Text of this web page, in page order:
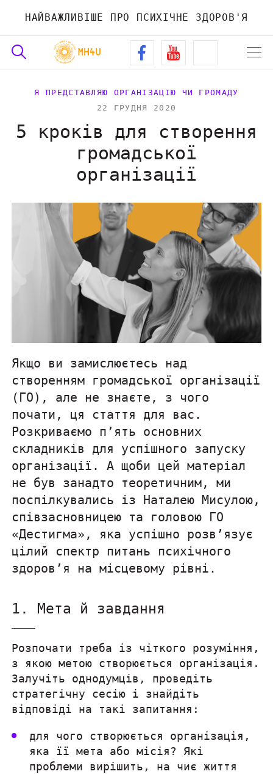
НАЙВАЖЛИВІШЕ ПРО ПСИХІЧНЕ ЗДОРОВ'Я
Я ПРЕДСТАВЛЯЮ ОРГАНІЗАЦІЮ ЧИ ГРОМАДУ
22 ГРУДНЯ 2020
5 кроків для створення
громадської
організації
Якщо ви замислюєтесь над
створенням громадської організації
(ГО), але не знаєте, з чого
почати, ця стаття для вас.
Розкриваємо п’ять основних
складників для успішного запуску
організації. А щоби цей матеріал
не був занадто теоретичним, ми
поспілкувались із Наталею Мисулою,
співзасновницею та головою ГО
«Дестигма», яка успішно розв’язує
цілий спектр питань психічного
здоров’я на місцевому рівні.
1. Мета й завдання
Розпочати треба із чіткого розуміння,
з якою метою створюється організація.
Залучіть однодумців, проведіть
стратегічну сесію і знайдіть
відповіді на такі запитання:
для чого створюється організація,
яка її мета або місія? Які
проблеми вирішить, на чиє життя